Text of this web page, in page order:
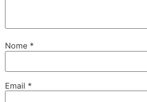
Nome *
Email *